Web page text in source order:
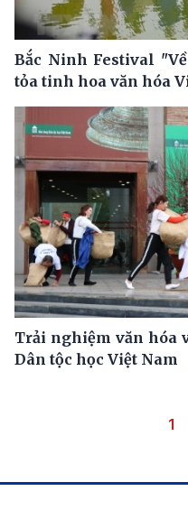
Bắc Ninh Festival
tỏa tinh hoa văn hóa
Trải nghiệm văn hóa
Dân tộc học Việt Nam
1